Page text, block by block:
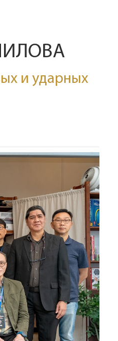
и ударных